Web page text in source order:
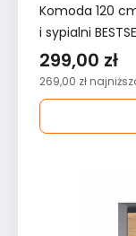
Komoda 120
i sypialni
299,00 zł
269,00 zł